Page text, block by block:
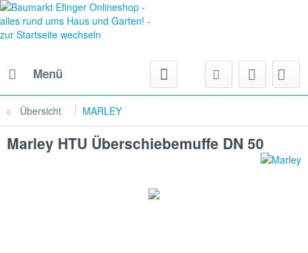
Menü
Übersicht MARLEY
Marley HTU Überschiebemuffe DN 50